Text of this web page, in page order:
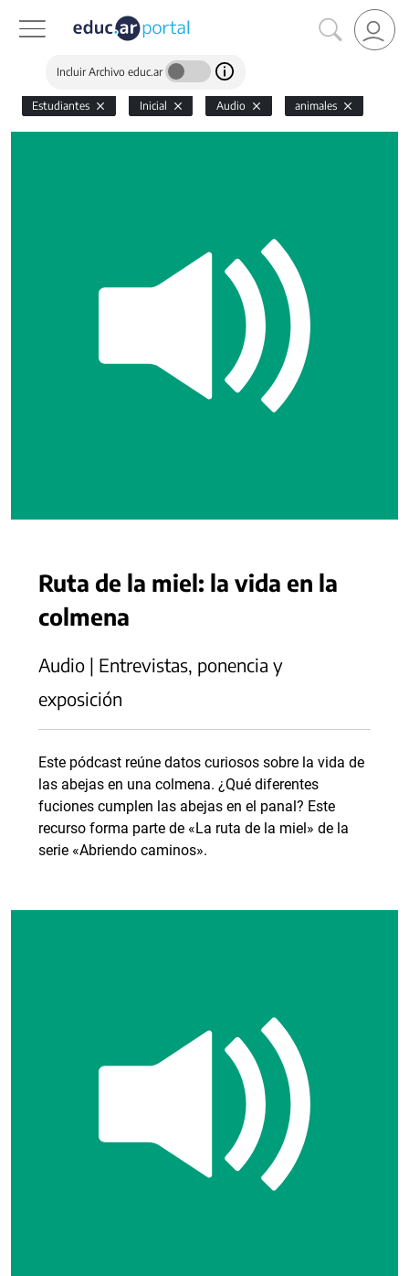
Incluir Archivo educ.ar
Estudiantes Inicial Audio animales
Ruta de la miel: la vida en la
colmena
Audio | Entrevistas, ponencia y
exposición
Este pódcast reúne datos curiosos sobre la vida de
las abejas en una colmena. ¿Qué diferentes
fuciones cumplen las abejas en el panal? Este
recurso forma parte de «La ruta de la miel» de la
serie «Abriendo caminos».